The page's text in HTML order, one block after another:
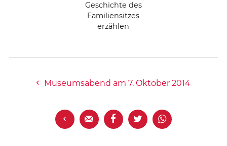
Geschichte des
Familiensitzes
erzählen
Museumsabend am 7. Oktober 2014
    